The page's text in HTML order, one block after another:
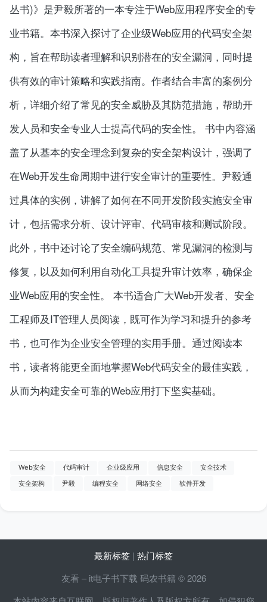
丛书)》是尹毅所著的一本专注于Web应用程序安全的专
业书籍。本书深入探讨了企业级Web应用的代码安全架
构，旨在帮助读者理解和识别潜在的安全漏洞，同时提
供有效的审计策略和实践指南。作者结合丰富的案例分
析，详细介绍了常见的安全威胁及其防范措施，帮助开
发人员和安全专业人士提高代码的安全性。 书中内容涵
盖了从基本的安全理念到复杂的安全架构设计，强调了
在Web开发生命周期中进行安全审计的重要性。尹毅通
过具体的实例，讲解了如何在不同开发阶段实施安全审
计，包括需求分析、设计评审、代码审核和测试阶段。
此外，书中还讨论了安全编码规范、常见漏洞的检测与
修复，以及如何利用自动化工具提升审计效率，确保企
业Web应用的安全性。 本书适合广大Web开发者、安全
工程师及IT管理人员阅读，既可作为学习和提升的参考
书，也可作为企业安全管理的实用手册。通过阅读本
书，读者将能更全面地掌握Web代码安全的最佳实践，
从而为构建安全可靠的Web应用打下坚实基础。
Web安全 代码审计 企业级应用 信息安全
安全技术
安全架构
尹毅 编程安全 网络安全 软件开发
最新标签 | 热门标签
友看 – it电子书下载 码农书籍 © 2026